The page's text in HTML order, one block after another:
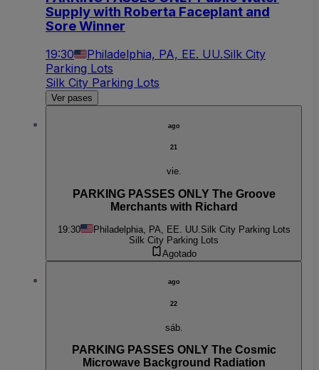
Supply with Roberta Faceplant and
Sore Winner
19:30 Philadelphia, PA, EE. UU.Silk City
Parking Lots
Silk City Parking Lots
Ver pases
ago
21
vie.
PARKING PASSES ONLY The Groove
Merchants with Richard
19:30 Philadelphia, PA, EE. UU.Silk City Parking Lots
Silk City Parking Lots
Agotado
ago
22
sáb.
PARKING PASSES ONLY The Cosmic
Microwave Background Radiation